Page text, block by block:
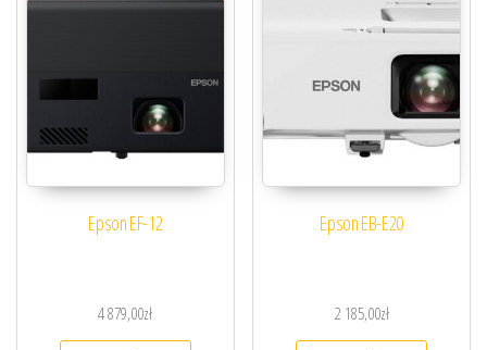
Epson EF-12
4 879,00zł
Epson EB-E20
2 185,00zł